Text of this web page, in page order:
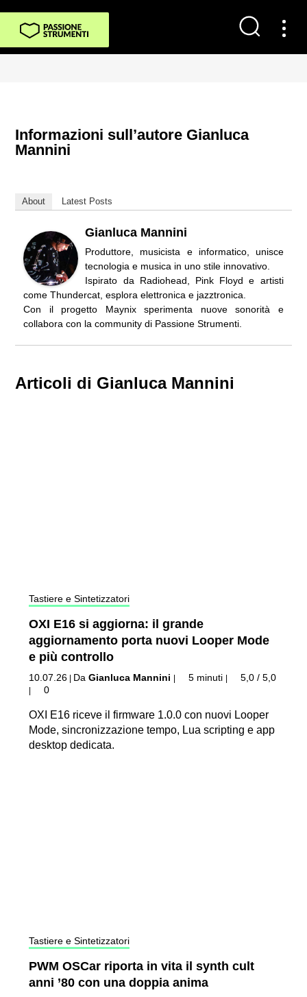
Informazioni sull’autore Gianluca
Mannini
About Latest Posts
Gianluca Mannini
Produttore, musicista e informatico, unisce
tecnologia e musica in uno stile innovativo.
Ispirato da Radiohead, Pink Floyd e artisti
come Thundercat, esplora elettronica e jazztronica.
Con il progetto Maynix sperimenta nuove sonorità e
collabora con la community di Passione Strumenti.
Articoli di Gianluca Mannini
Tastiere e Sintetizzatori
OXI E16 si aggiorna: il grande
aggiornamento porta nuovi Looper Mode
e più controllo
10.07.26 DaGianluca Mannini 5 minuti 5,0 / 5,0
0
OXI E16 riceve il firmware 1.0.0 con nuovi Looper
Mode, sincronizzazione tempo, Lua scripting e app
desktop dedicata.
Tastiere e Sintetizzatori
PWM OSCar riporta in vita il synth cult
anni ’80 con una doppia anima